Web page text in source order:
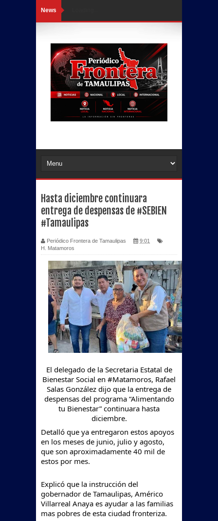
News
Hasta diciembre continuara
entrega de despensas de #SEBIEN
#Tamaulipas
Periódico Frontera de Tamaulipas
9:01
H. Matamoros
El delegado de la Secretaria Estatal de
Bienestar Social en #Matamoros, Rafael
Salas González dijo que la entrega de
despensas del programa “Alimentando
tu Bienestar” continuara hasta
diciembre.
Detalló que ya entregaron estos apoyos
en los meses de junio, julio y agosto,
que son aproximadamente 40 mil de
estos por mes.
Explicó que la instrucción del
gobernador de Tamaulipas, Américo
Villarreal Anaya es ayudar a las familias
mas pobres de esta ciudad fronteriza.